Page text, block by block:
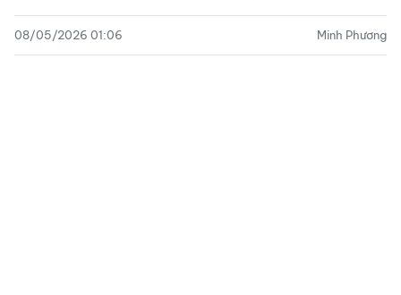
08/05/2026 01:06 Minh Phương